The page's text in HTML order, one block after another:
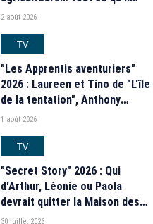
faut savoir sur la saison 21 du
2 août 2026
TV
"Les Apprentis aventuriers"
2026 : Laureen et Tino de "L'île
de la tentation", Anthony
Matéo, Jade Leboeuf... Le
de la télé-réalité de W9
1 août 2026
TV
"Secret Story" 2026 : Qui
d'Arthur, Léonie ou Paola
devrait quitter la Maison des
secrets ce soir ? Les
30 juillet 2026